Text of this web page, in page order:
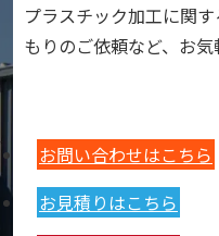
プラスチック加工に関
もりのご依頼など、お気
お問い合わせはこちら
お見積りはこちら